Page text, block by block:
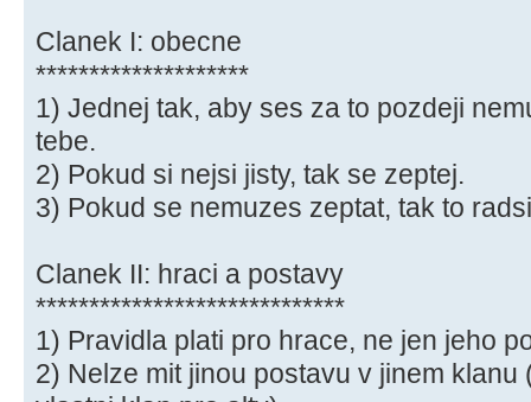
Clanek I: obecne
********************
1) Jednej tak, aby ses za to pozdeji
tebe.
2) Pokud si nejsi jisty, tak se zeptej.
3) Pokud se nemuzes zeptat, tak to
Clanek II: hraci a postavy
*****************************
1) Pravidla plati pro hrace, ne jen jeho
2) Nelze mit jinou postavu v jinem